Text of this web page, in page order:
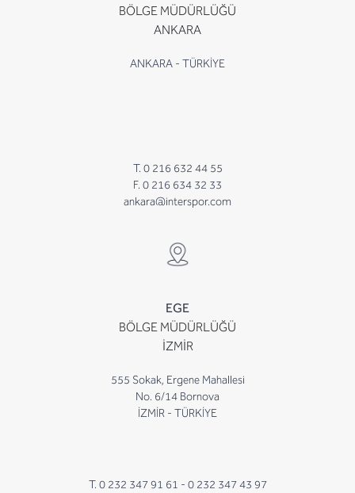
BÖLGE MÜDÜRLÜĞÜ
ANKARA
ANKARA - TÜRKİYE
T. 0 216 632 44 55
F. 0 216 634 32 33
ankara@interspor.com
EGE
BÖLGE MÜDÜRLÜĞÜ
İZMİR
555 Sokak, Ergene Mahallesi
No. 6/14 Bornova
İZMİR - TÜRKİYE
T. 0 232 347 91 61 - 0 232 347 43 97